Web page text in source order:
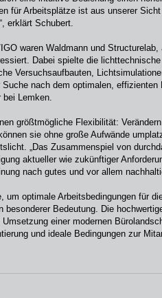
für Arbeitsplätze ist aus unserer
erklärt Schubert.
waren Waldmann und
Dabei spielte die
Versuchsaufbauten,
nach dem optimalen,
bei Lemken.
größtmögliche Flexibilität:
sie ohne große Aufwände
„Das Zusammenspiel von
aktueller wie zukünftiger
nach gutes und vor allem
um optimale Arbeitsbedingungen für
besonderer Bedeutung. Die
einer modernen
und ideale Bedingungen zur